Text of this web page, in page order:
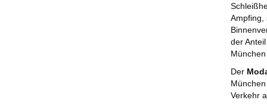
Ampfing,
der
Der
Verkehr